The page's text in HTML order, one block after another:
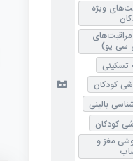
ویژه
سی یو)
کودکان
بالینی
کودکان
مغز و